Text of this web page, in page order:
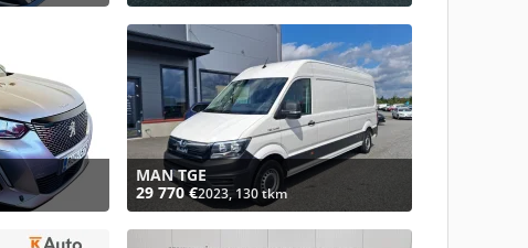
MAN TGE
29 770 €2023, 130 tkm